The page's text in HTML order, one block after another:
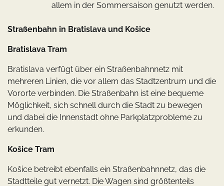
allem in der Sommersaison genutzt werden.
Straßenbahn in Bratislava und Košice
Bratislava Tram
Bratislava verfügt über ein Straßenbahnnetz mit
mehreren Linien, die vor allem das Stadtzentrum und die
Vororte verbinden. Die Straßenbahn ist eine bequeme
Möglichkeit, sich schnell durch die Stadt zu bewegen
und dabei die Innenstadt ohne Parkplatzprobleme zu
erkunden.
Košice Tram
Košice betreibt ebenfalls ein Straßenbahnnetz, das die
Stadtteile gut vernetzt. Die Wagen sind größtenteils